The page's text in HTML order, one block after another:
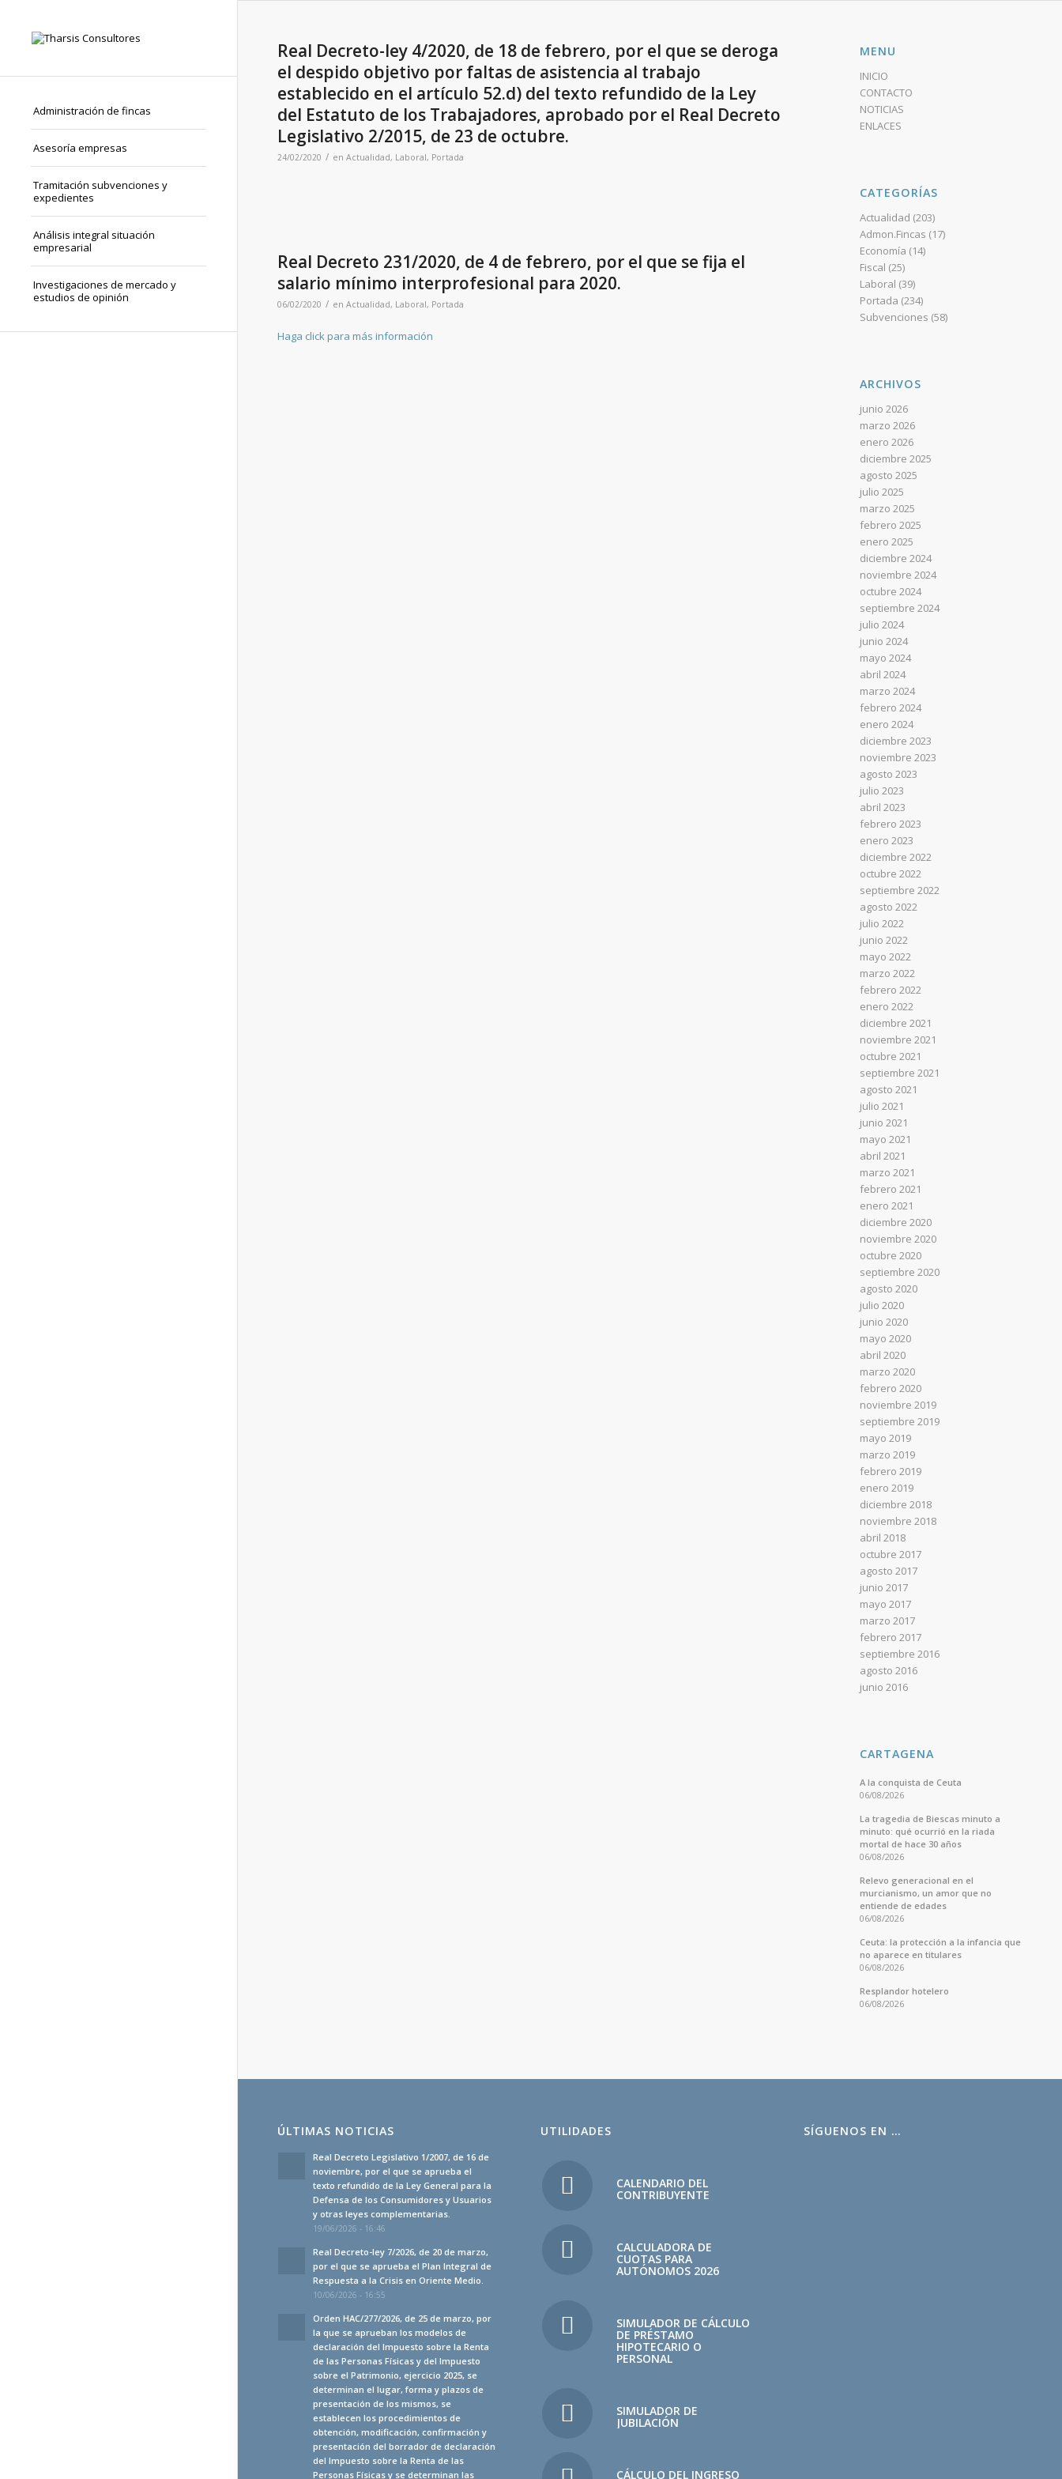
Administración de fincas
Asesoría empresas
Tramitación subvenciones y
expedientes
Análisis integral situación
empresarial
Investigaciones de mercado y
estudios de opinión
Real Decreto-ley 4/2020, de 18 de febrero, por el que se deroga
el despido objetivo por faltas de asistencia al trabajo
establecido en el artículo 52.d) del texto refundido de la Ley
del Estatuto de los Trabajadores, aprobado por el Real Decreto
Legislativo 2/2015, de 23 de octubre.
24/02/2020 / en Actualidad, Laboral, Portada
Real Decreto 231/2020, de 4 de febrero, por el que se fija el
salario mínimo interprofesional para 2020.
06/02/2020 / en Actualidad, Laboral, Portada
Haga click para más información
MENU
INICIO
CONTACTO
NOTICIAS
ENLACES
CATEGORÍAS
Actualidad (203)
Admon.Fincas (17)
Economía (14)
Fiscal (25)
Laboral (39)
Portada (234)
Subvenciones (58)
ARCHIVOS
junio 2026
marzo 2026
enero 2026
diciembre 2025
agosto 2025
julio 2025
marzo 2025
febrero 2025
enero 2025
diciembre 2024
noviembre 2024
octubre 2024
septiembre 2024
julio 2024
junio 2024
mayo 2024
abril 2024
marzo 2024
febrero 2024
enero 2024
diciembre 2023
noviembre 2023
agosto 2023
julio 2023
abril 2023
febrero 2023
enero 2023
diciembre 2022
octubre 2022
septiembre 2022
agosto 2022
julio 2022
junio 2022
mayo 2022
marzo 2022
febrero 2022
enero 2022
diciembre 2021
noviembre 2021
octubre 2021
septiembre 2021
agosto 2021
julio 2021
junio 2021
mayo 2021
abril 2021
marzo 2021
febrero 2021
enero 2021
diciembre 2020
noviembre 2020
octubre 2020
septiembre 2020
agosto 2020
julio 2020
junio 2020
mayo 2020
abril 2020
marzo 2020
febrero 2020
noviembre 2019
septiembre 2019
mayo 2019
marzo 2019
febrero 2019
enero 2019
diciembre 2018
noviembre 2018
abril 2018
octubre 2017
agosto 2017
junio 2017
mayo 2017
marzo 2017
febrero 2017
septiembre 2016
agosto 2016
junio 2016
CARTAGENA
A la conquista de Ceuta
06/08/2026
La tragedia de Biescas minuto a
minuto: qué ocurrió en la riada
mortal de hace 30 años
06/08/2026
Relevo generacional en el
murcianismo, un amor que no
entiende de edades
06/08/2026
Ceuta: la protección a la infancia que
no aparece en titulares
06/08/2026
Resplandor hotelero
06/08/2026
ÚLTIMAS NOTICIAS
Real Decreto Legislativo 1/2007, de 16 de
noviembre, por el que se aprueba el
texto refundido de la Ley General para la
Defensa de los Consumidores y Usuarios
y otras leyes complementarias.
19/06/2026 - 16:46
Real Decreto-ley 7/2026, de 20 de marzo,
por el que se aprueba el Plan Integral de
Respuesta a la Crisis en Oriente Medio.
10/06/2026 - 16:55
Orden HAC/277/2026, de 25 de marzo, por
la que se aprueban los modelos de
declaración del Impuesto sobre la Renta
de las Personas Físicas y del Impuesto
sobre el Patrimonio, ejercicio 2025, se
determinan el lugar, forma y plazos de
presentación de los mismos, se
establecen los procedimientos de
obtención, modificación, confirmación y
presentación del borrador de declaración
del Impuesto sobre la Renta de las
Personas Físicas y se determinan las
UTILIDADES
CALENDARIO DEL
CONTRIBUYENTE
CALCULADORA DE
CUOTAS PARA
AUTÓNOMOS 2026
SIMULADOR DE CÁLCULO
DE PRÉSTAMO
HIPOTECARIO O
PERSONAL
SIMULADOR DE
JUBILACIÓN
CÁLCULO DEL INGRESO
SÍGUENOS EN …